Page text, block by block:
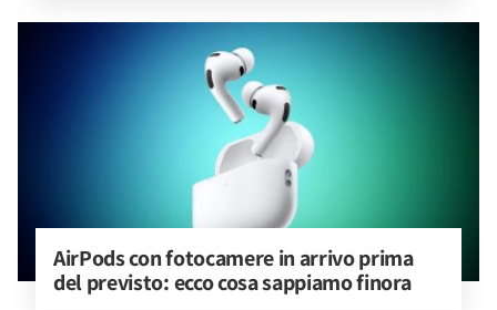
AirPods con fotocamere in arrivo prima
del previsto: ecco cosa sappiamo finora